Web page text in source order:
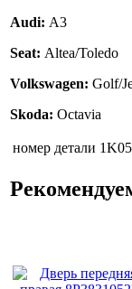
Audi: A3
Seat: Altea/Toledo
Volkswagen: Golf/
Skoda: Octavia
номер детали